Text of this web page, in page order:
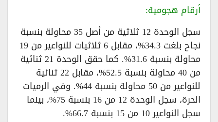
أرقام هجومية:
سجل الوحدة 12 ثلاثية من أصل 35 محاولة بنسبة
نجاح بلغت 34.3%، مقابل 6 ثلاثيات للنواعير من 19
محاولة بنسبة 31.6%. كما حقق الوحدة 21 ثنائية
من 40 محاولة بنسبة 52.5%، مقابل 22 ثنائية
للنواعير من 50 محاولة بنسبة 44%. وفي الرميات
الحرة، سجل الوحدة 12 من 16 بنسبة 75%، بينما
سجل النواعير 10 من 15 بنسبة 66.7%.